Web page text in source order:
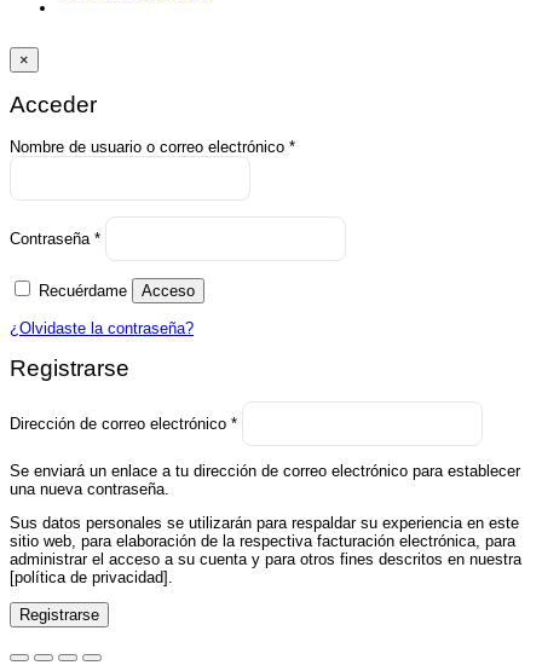
×
Acceder
Nombre de usuario o correo electrónico *Obligatorio
Contraseña *
Obligatorio
Recuérdame Acceso
¿Olvidaste la contraseña?
Registrarse
Dirección de correo electrónico *
Obligatorio
Se enviará un enlace a tu dirección de correo electrónico para establecer
una nueva contraseña.
Sus datos personales se utilizarán para respaldar su experiencia en este
sitio web, para elaboración de la respectiva facturación electrónica, para
administrar el acceso a su cuenta y para otros fines descritos en nuestra
[política de privacidad].
Registrarse